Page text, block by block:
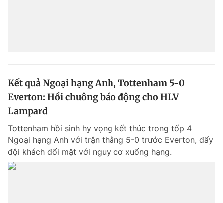
Kết quả Ngoại hạng Anh, Tottenham 5-0
Everton: Hồi chuông báo động cho HLV
Lampard
Tottenham hồi sinh hy vọng kết thúc trong tốp 4
Ngoại hạng Anh với trận thắng 5-0 trước Everton, đẩy
đội khách đối mặt với nguy cơ xuống hạng.